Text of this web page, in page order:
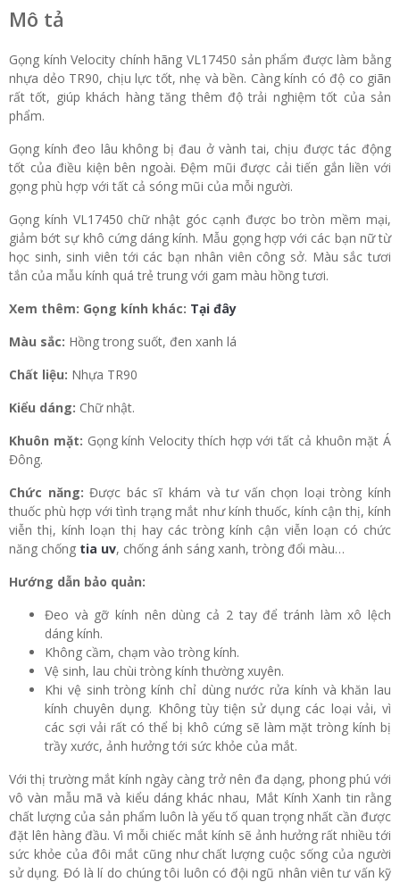
Mô tả
Gọng kính Velocity chính hãng VL17450 sản phẩm được làm bằng
nhựa dẻo TR90, chịu lực tốt, nhẹ và bền. Càng kính có độ co giãn
rất tốt, giúp khách hàng tăng thêm độ trải nghiệm tốt của sản
phẩm.
Gọng kính đeo lâu không bị đau ở vành tai, chịu được tác động
tốt của điều kiện bên ngoài. Đệm mũi được cải tiến gắn liền với
gọng phù hợp với tất cả sóng mũi của mỗi người.
Gọng kính VL17450 chữ nhật góc cạnh được bo tròn mềm mại,
giảm bớt sự khô cứng dáng kính. Mẫu gọng hợp với các bạn nữ từ
học sinh, sinh viên tới các bạn nhân viên công sở. Màu sắc tươi
tắn của mẫu kính quá trẻ trung với gam màu hồng tươi.
Xem thêm: Gọng kính khác: Tại đây
Màu sắc: Hồng trong suốt, đen xanh lá
Chất liệu: Nhựa TR90
Kiểu dáng: Chữ nhật.
Khuôn mặt: Gọng kính Velocity thích hợp với tất cả khuôn mặt Á
Đông.
Chức năng: Được bác sĩ khám và tư vấn chọn loại tròng kính
thuốc phù hợp với tình trạng mắt như kính thuốc, kính cận thị, kính
viễn thị, kính loạn thị hay các tròng kính cận viễn loạn có chức
năng chống tia uv, chống ánh sáng xanh, tròng đổi màu…
Hướng dẫn bảo quản:
Đeo và gỡ kính nên dùng cả 2 tay để tránh làm xô lệch
dáng kính.
Không cầm, chạm vào tròng kính.
Vệ sinh, lau chùi tròng kính thường xuyên.
Khi vệ sinh tròng kính chỉ dùng nước rửa kính và khăn lau
kính chuyên dụng. Không tùy tiện sử dụng các loại vải, vì
các sợi vải rất có thể bị khô cứng sẽ làm mặt tròng kính bị
trầy xước, ảnh hưởng tới sức khỏe của mắt.
Với thị trường mắt kính ngày càng trở nên đa dạng, phong phú với
vô vàn mẫu mã và kiểu dáng khác nhau, Mắt Kính Xanh tin rằng
chất lượng của sản phẩm luôn là yếu tố quan trọng nhất cần được
đặt lên hàng đầu. Vì mỗi chiếc mắt kính sẽ ảnh hưởng rất nhiều tới
sức khỏe của đôi mắt cũng như chất lượng cuộc sống của người
sử dụng. Đó là lí do chúng tôi luôn có đội ngũ nhân viên tư vấn kỹ